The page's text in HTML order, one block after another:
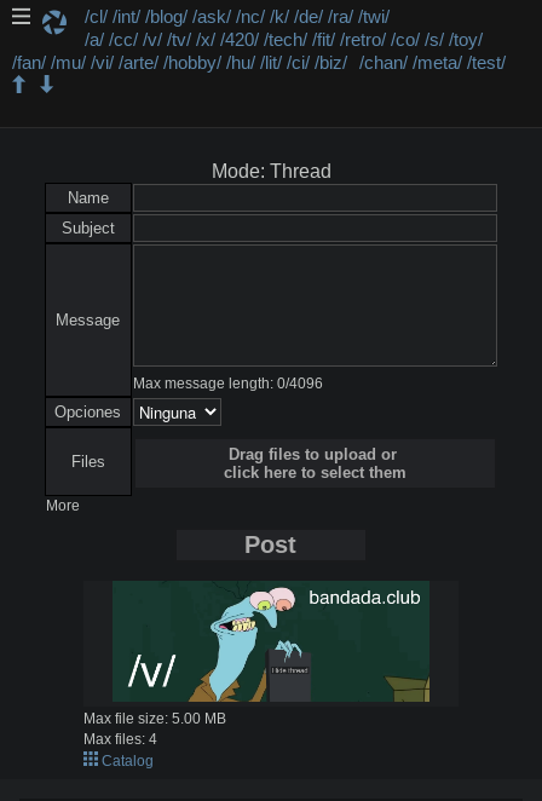
/cl/ /int/ /blog/ /ask/ /nc/ /k/ /de/ /ra/ /twi/
/a/ /cc/ /v/ /tv/ /x/ /420/ /tech/ /fit/ /retro/ /co/ /s/ /toy/
/fan/ /mu/ /vi/ /arte/ /hobby/ /hu/ /lit/ /ci/ /biz/ /chan/ /meta/ /test/
Mode: Thread
Name
Subject
Message
Max message length: 0/4096
Opciones
Files
Drag files to upload or
click here to select them
More
Post
Max file size: 5.00 MB
Max files: 4
Catalog